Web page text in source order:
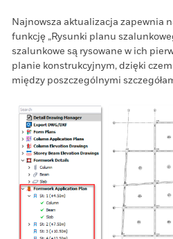
Najnowsza aktualizacja zapewnia
funkcję „Rysunki planu
szalunkowe są rysowane w ich
planie konstrukcyjnym, dzięki
między poszczególnymi